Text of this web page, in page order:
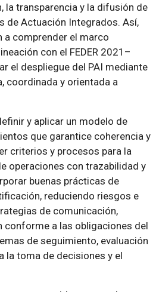
la transparencia y la difusión de
de Actuación Integrados. Así,
a comprender el marco
con el FEDER 2021–
el despliegue del PAI mediante
coordinada y orientada a
y aplicar un modelo de
que garantice coherencia y
criterios y procesos para la
operaciones con trazabilidad y
buenas prácticas de
reduciendo riesgos e
de comunicación,
conforme a las obligaciones del
de seguimiento, evaluación
la toma de decisiones y el